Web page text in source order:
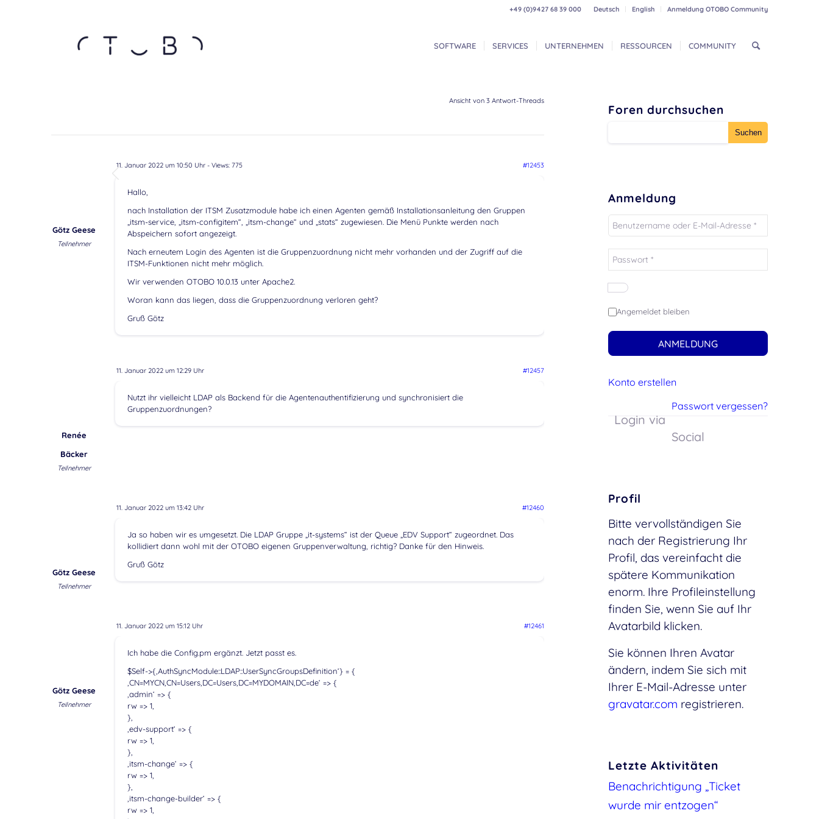
Deutsch English Anmeldung OTOBO Community
+49 (0)9427 68 39 000
SOFTWARE SERVICES UNTERNEHMEN RESSOURCEN COMMUNITY
Ansicht von 3 Antwort-Threads
11. Januar 2022 um 10:50 Uhr- Views: 775 #12453
Götz Geese
Teilnehmer
Hallo,
nach Installation der ITSM Zusatzmodule habe ich einen Agenten gemäß Installationsanleitung den Gruppen
„itsm-service, „itsm-configitem“, „itsm-change“ und „stats“ zugewiesen. Die Menü Punkte werden nach
Abspeichern sofort angezeigt.
Nach erneutem Login des Agenten ist die Gruppenzuordnung nicht mehr vorhanden und der Zugriff auf die
ITSM-Funktionen nicht mehr möglich.
Wir verwenden OTOBO 10.0.13 unter Apache2.
Woran kann das liegen, dass die Gruppenzuordnung verloren geht?
Gruß Götz
11. Januar 2022 um 12:29 Uhr #12457
Renée
Bäcker
Teilnehmer
Nutzt ihr vielleicht LDAP als Backend für die Agentenauthentifizierung und synchronisiert die
Gruppenzuordnungen?
11. Januar 2022 um 13:42 Uhr #12460
Götz Geese
Teilnehmer
Ja so haben wir es umgesetzt. Die LDAP Gruppe „it-systems“ ist der Queue „EDV Support“ zugeordnet. Das
kollidiert dann wohl mit der OTOBO eigenen Gruppenverwaltung, richtig? Danke für den Hinweis.
Gruß Götz
11. Januar 2022 um 15:12 Uhr #12461
Götz Geese
Teilnehmer
Ich habe die Config.pm ergänzt. Jetzt passt es.
$Self->{‚AuthSyncModule::LDAP::UserSyncGroupsDefinition‘} = {
‚CN=MYCN,CN=Users,DC=Users,DC=MYDOMAIN,DC=de‘ => {
‚admin‘ => {
rw => 1,
},
‚edv-support‘ => {
rw => 1,
},
‚itsm-change‘ => {
rw => 1,
},
‚itsm-change-builder‘ => {
rw => 1,
Foren durchsuchen
Anmeldung
Angemeldet bleiben
ANMELDUNG
Konto erstellen
Passwort vergessen?
Login via
Social
Profil
Bitte vervollständigen Sie
nach der Registrierung Ihr
Profil, das vereinfacht die
spätere Kommunikation
enorm. Ihre Profileinstellung
finden Sie, wenn Sie auf Ihr
Avatarbild klicken.
Sie können Ihren Avatar
ändern, indem Sie sich mit
Ihrer E-Mail-Adresse unter
gravatar.com registrieren.
Letzte Aktivitäten
Benachrichtigung „Ticket
wurde mir entzogen“